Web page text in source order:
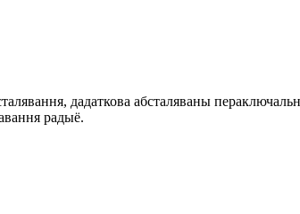
дадаткова абсталяваны
радыё.